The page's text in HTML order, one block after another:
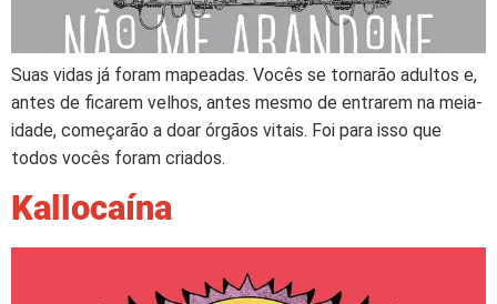
Suas vidas já foram mapeadas. Vocês se tornarão adultos e,
antes de ficarem velhos, antes mesmo de entrarem na meia-
idade, começarão a doar órgãos vitais. Foi para isso que
todos vocês foram criados.
Kallocaína